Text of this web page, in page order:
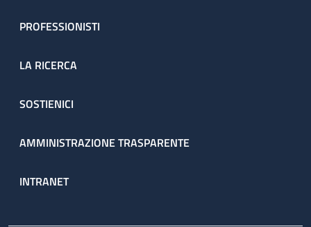
PROFESSIONISTI
LA RICERCA
SOSTIENICI
AMMINISTRAZIONE TRASPARENTE
INTRANET